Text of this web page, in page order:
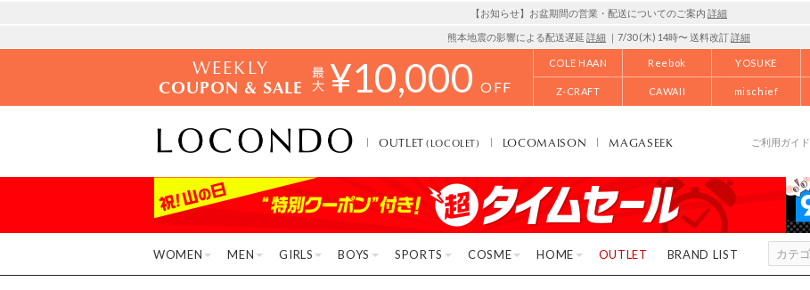
【お知らせ】お盆期間の営業・配送についてのご案内 詳細
熊本地震の影響による配送遅延 詳細 ｜7/30 (木) 14時〜 送料改訂詳細
WEEKLY
COUPON & SALE ¥10,000 OFF
COLE HAAN Reebok YOSUKE
Z-CRAFT CAWAII mischief
OUTLET(LOCOLET) LOCOMAISON MAGASEEK ご利用ガイド
WOMEN MEN GIRLS BOYS SPORTS COSME HOME OUTLET BRAND LIST